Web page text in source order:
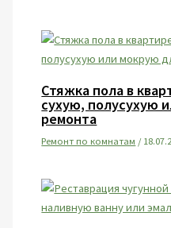
Стяжка пола в
сухую, полусухую
ремонта
Ремонт по комнатам /